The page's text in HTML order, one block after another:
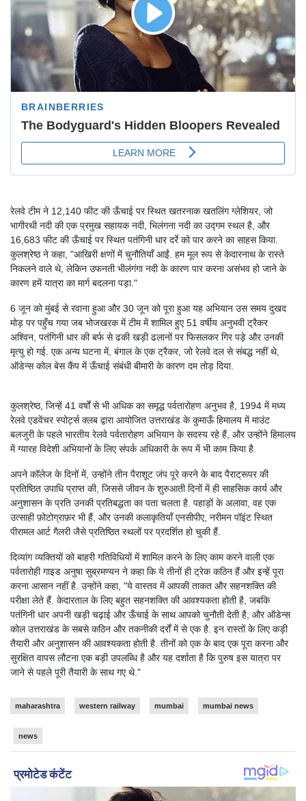
रेलवे टीम ने 12,140 फीट की ऊँचाई पर स्थित खतरनाक खतलिंग ग्लेशियर, जो
भागीरथी नदी की एक प्रमुख सहायक नदी, भिलंगना नदी का उद्गम स्थल है, और
16,683 फीट की ऊँचाई पर स्थित पतंगिनी धार दर्रे को पार करने का साहस किया.
कुलश्रेष्ठ ने कहा, "आखिरी क्षणों में चुनौतियाँ आईं. हम मूल रूप से केदारनाथ के रास्ते
निकलने वाले थे, लेकिन उफनती भीलंगंगा नदी के कारण पार करना असंभव हो जाने के
कारण हमें यात्रा का मार्ग बदलना पड़ा."
6 जून को मुंबई से रवाना हुआ और 30 जून को पूरा हुआ यह अभियान उस समय दुखद
मोड़ पर पहुँच गया जब भोजखरक में टीम में शामिल हुए 51 वर्षीय अनुभवी ट्रैकर
अश्विन, पतंगिनी धार की बर्फ से ढकी खड़ी ढलानों पर फिसलकर गिर पड़े और उनकी
मृत्यु हो गई. एक अन्य घटना में, बंगाल के एक ट्रैकर, जो रेलवे दल से संबद्ध नहीं थे,
ऑडेन्स कोल बेस कैंप में ऊँचाई संबंधी बीमारी के कारण दम तोड़ दिया.
कुलश्रेष्ठ, जिन्हें 41 वर्षों से भी अधिक का समृद्ध पर्वतारोहण अनुभव है, 1994 में मध्य
रेलवे एडवेंचर स्पोर्ट्स क्लब द्वारा आयोजित उत्तराखंड के कुमाऊँ हिमालय में माउंट
बलजुरी के पहले भारतीय रेलवे पर्वतारोहण अभियान के सदस्य रहे हैं, और उन्होंने हिमालय
में ग्यारह विदेशी अभियानों के लिए संपर्क अधिकारी के रूप में भी काम किया है.
अपने कॉलेज के दिनों में, उन्होंने तीन पैराशूट जंप पूरे करने के बाद पैराट्रूपर की
प्रतिष्ठित उपाधि प्राप्त की, जिससे जीवन के शुरुआती दिनों में ही साहसिक कार्य और
अनुशासन के प्रति उनकी प्रतिबद्धता का पता चलता है. पहाड़ों के अलावा, वह एक
उत्साही फ़ोटोग्राफ़र भी हैं, और उनकी कलाकृतियाँ एनसीपीए, नरीमन पॉइंट स्थित
पीरामल आर्ट गैलरी जैसे प्रतिष्ठित स्थलों पर प्रदर्शित हो चुकी हैं.
दिव्यांग व्यक्तियों को बाहरी गतिविधियों में शामिल करने के लिए काम करने वाली एक
पर्वतारोही गाइड अनुषा सुब्रमण्यन ने कहा कि ये तीनों ही ट्रेक कठिन हैं और इन्हें पूरा
करना आसान नहीं है. उन्होंने कहा, "ये वास्तव में आपकी ताकत और सहनशक्ति की
परीक्षा लेते हैं. केदारताल के लिए बहुत सहनशक्ति की आवश्यकता होती है, जबकि
पतंगिनी धार अपनी खड़ी चढ़ाई और ऊँचाई के साथ आपको चुनौती देती है, और ऑडेन्स
कोल उत्तराखंड के सबसे कठिन और तकनीकी दर्रों में से एक है. इन रास्तों के लिए कड़ी
तैयारी और अनुशासन की आवश्यकता होती है. तीनों को एक के बाद एक पूरा करना और
सुरक्षित वापस लौटना एक बड़ी उपलब्धि है और यह दर्शाता है कि पुरुष इस यात्रा पर
जाने से पहले पूरी तैयारी के साथ गए थे."
maharashtra western railway mumbai mumbai news
news